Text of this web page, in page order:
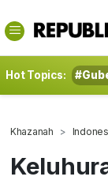
Hot Topics:
Khazanah